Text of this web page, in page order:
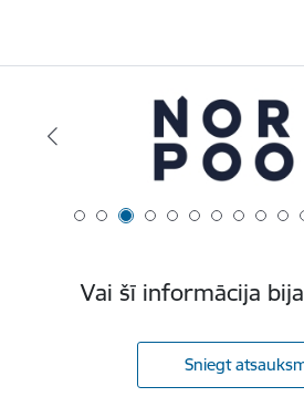
Vai šī informācija
Sniegt